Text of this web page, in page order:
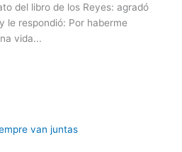
del libro de los Reyes: agradó
le respondió: Por haberme
vida...